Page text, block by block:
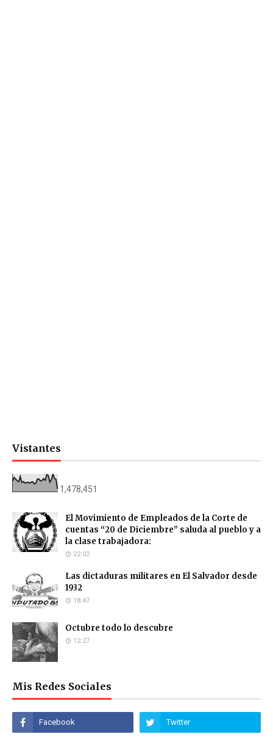
Vistantes
1,478,451
El Movimiento de Empleados de la Corte de
cuentas “20 de Diciembre” saluda al pueblo y a
la clase trabajadora:
22:02
Las dictaduras militares en El Salvador desde
1932
18:47
Octubre todo lo descubre
12:27
Mis Redes Sociales